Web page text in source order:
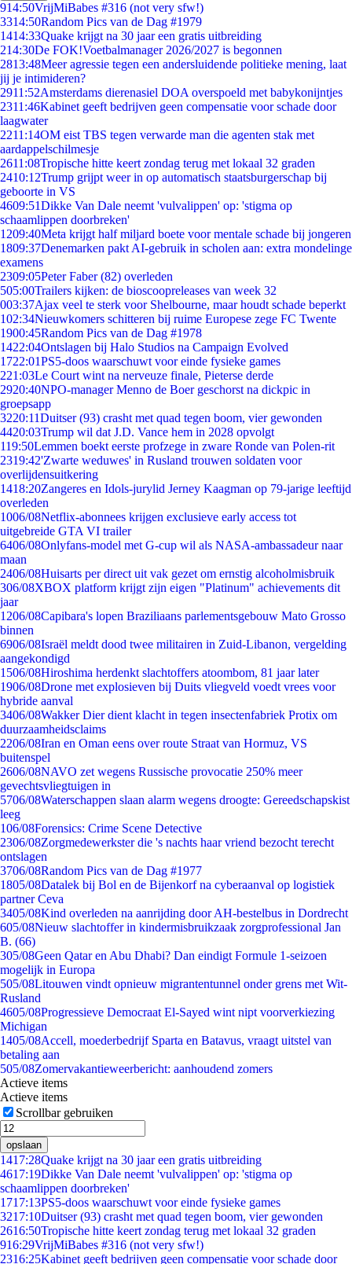
914:50VrijMiBabes #316 (not very sfw!)
3314:50Random Pics van de Dag #1979
1414:33Quake krijgt na 30 jaar een gratis uitbreiding
214:30De FOK!Voetbalmanager 2026/2027 is begonnen
2813:48Meer agressie tegen een andersluidende politieke mening, laat
jij je intimideren?
2911:52Amsterdams dierenasiel DOA overspoeld met babykonijntjes
2311:46Kabinet geeft bedrijven geen compensatie voor schade door
laagwater
2211:14OM eist TBS tegen verwarde man die agenten stak met
aardappelschilmesje
2611:08Tropische hitte keert zondag terug met lokaal 32 graden
2410:12Trump grijpt weer in op automatisch staatsburgerschap bij
geboorte in VS
4609:51Dikke Van Dale neemt 'vulvalippen' op: 'stigma op
schaamlippen doorbreken'
1209:40Meta krijgt half miljard boete voor mentale schade bij jongeren
1809:37Denemarken pakt AI-gebruik in scholen aan: extra mondelinge
examens
2309:05Peter Faber (82) overleden
505:00Trailers kijken: de bioscoopreleases van week 32
003:37Ajax veel te sterk voor Shelbourne, maar houdt schade beperkt
102:34Nieuwkomers schitteren bij ruime Europese zege FC Twente
1900:45Random Pics van de Dag #1978
1422:04Ontslagen bij Halo Studios na Campaign Evolved
1722:01PS5-doos waarschuwt voor einde fysieke games
221:03Le Court wint na nerveuze finale, Pieterse derde
2920:40NPO-manager Menno de Boer geschorst na dickpic in
groepsapp
3220:11Duitser (93) crasht met quad tegen boom, vier gewonden
4420:03Trump wil dat J.D. Vance hem in 2028 opvolgt
119:50Lemmen boekt eerste profzege in zware Ronde van Polen-rit
2319:42'Zwarte weduwes' in Rusland trouwen soldaten voor
overlijdensuitkering
1418:20Zangeres en Idols-jurylid Jerney Kaagman op 79-jarige leeftijd
overleden
1006/08Netflix-abonnees krijgen exclusieve early access tot
uitgebreide GTA VI trailer
6406/08Onlyfans-model met G-cup wil als NASA-ambassadeur naar
maan
2406/08Huisarts per direct uit vak gezet om ernstig alcoholmisbruik
306/08XBOX platform krijgt zijn eigen "Platinum" achievements dit
jaar
1206/08Capibara's lopen Braziliaans parlementsgebouw Mato Grosso
binnen
6906/08Israël meldt dood twee militairen in Zuid-Libanon, vergelding
aangekondigd
1506/08Hiroshima herdenkt slachtoffers atoombom, 81 jaar later
1906/08Drone met explosieven bij Duits vliegveld voedt vrees voor
hybride aanval
3406/08Wakker Dier dient klacht in tegen insectenfabriek Protix om
duurzaamheidsclaims
2206/08Iran en Oman eens over route Straat van Hormuz, VS
buitenspel
2606/08NAVO zet wegens Russische provocatie 250% meer
gevechtsvliegtuigen in
5706/08Waterschappen slaan alarm wegens droogte: Gereedschapskist
leeg
106/08Forensics: Crime Scene Detective
2306/08Zorgmedewerkster die 's nachts haar vriend bezocht terecht
ontslagen
3706/08Random Pics van de Dag #1977
1805/08Datalek bij Bol en de Bijenkorf na cyberaanval op logistiek
partner Ceva
3405/08Kind overleden na aanrijding door AH-bestelbus in Dordrecht
605/08Nieuw slachtoffer in kindermisbruikzaak zorgprofessional Jan
B. (66)
305/08Geen Qatar en Abu Dhabi? Dan eindigt Formule 1-seizoen
mogelijk in Europa
505/08Litouwen vindt opnieuw migrantentunnel onder grens met Wit-
Rusland
4605/08Progressieve Democraat El-Sayed wint nipt voorverkiezing
Michigan
1405/08Accell, moederbedrijf Sparta en Batavus, vraagt uitstel van
betaling aan
505/08Zomervakantieweerbericht: aanhoudend zomers
Actieve items
Actieve items
Scrollbar gebruiken
opslaan
1417:28Quake krijgt na 30 jaar een gratis uitbreiding
4617:19Dikke Van Dale neemt 'vulvalippen' op: 'stigma op
schaamlippen doorbreken'
1717:13PS5-doos waarschuwt voor einde fysieke games
3217:10Duitser (93) crasht met quad tegen boom, vier gewonden
2616:50Tropische hitte keert zondag terug met lokaal 32 graden
916:29VrijMiBabes #316 (not very sfw!)
2316:25Kabinet geeft bedrijven geen compensatie voor schade door